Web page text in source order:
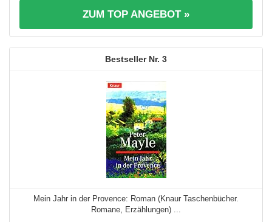
ZUM TOP ANGEBOT »
3
Mein Jahr in der Provence: Roman (Knaur Taschenbücher.
Romane, Erzählungen) ...